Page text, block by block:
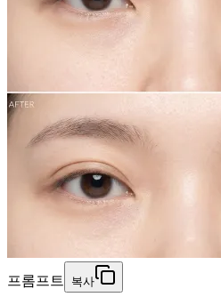
프롬프트 복사